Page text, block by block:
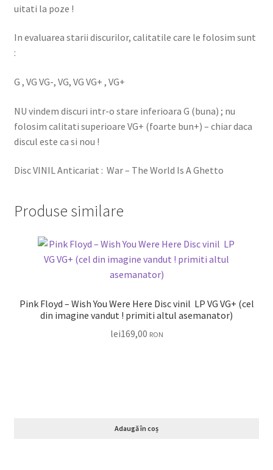
uitati la poze !
In evaluarea starii discurilor, calitatile care le folosim sunt
:
G , VG VG-, VG, VG VG+ , VG+
NU vindem discuri intr-o stare inferioara G (buna) ; nu
folosim calitati superioare VG+ (foarte bun+) – chiar daca
discul este ca si nou !
Disc VINIL Anticariat : War – The World Is A Ghetto
Produse similare
Pink Floyd – Wish You Were Here Disc vinil LP VG VG+ (cel
din imagine vandut ! primiti altul asemanator)
lei169,00 RON
Adaugă în coș